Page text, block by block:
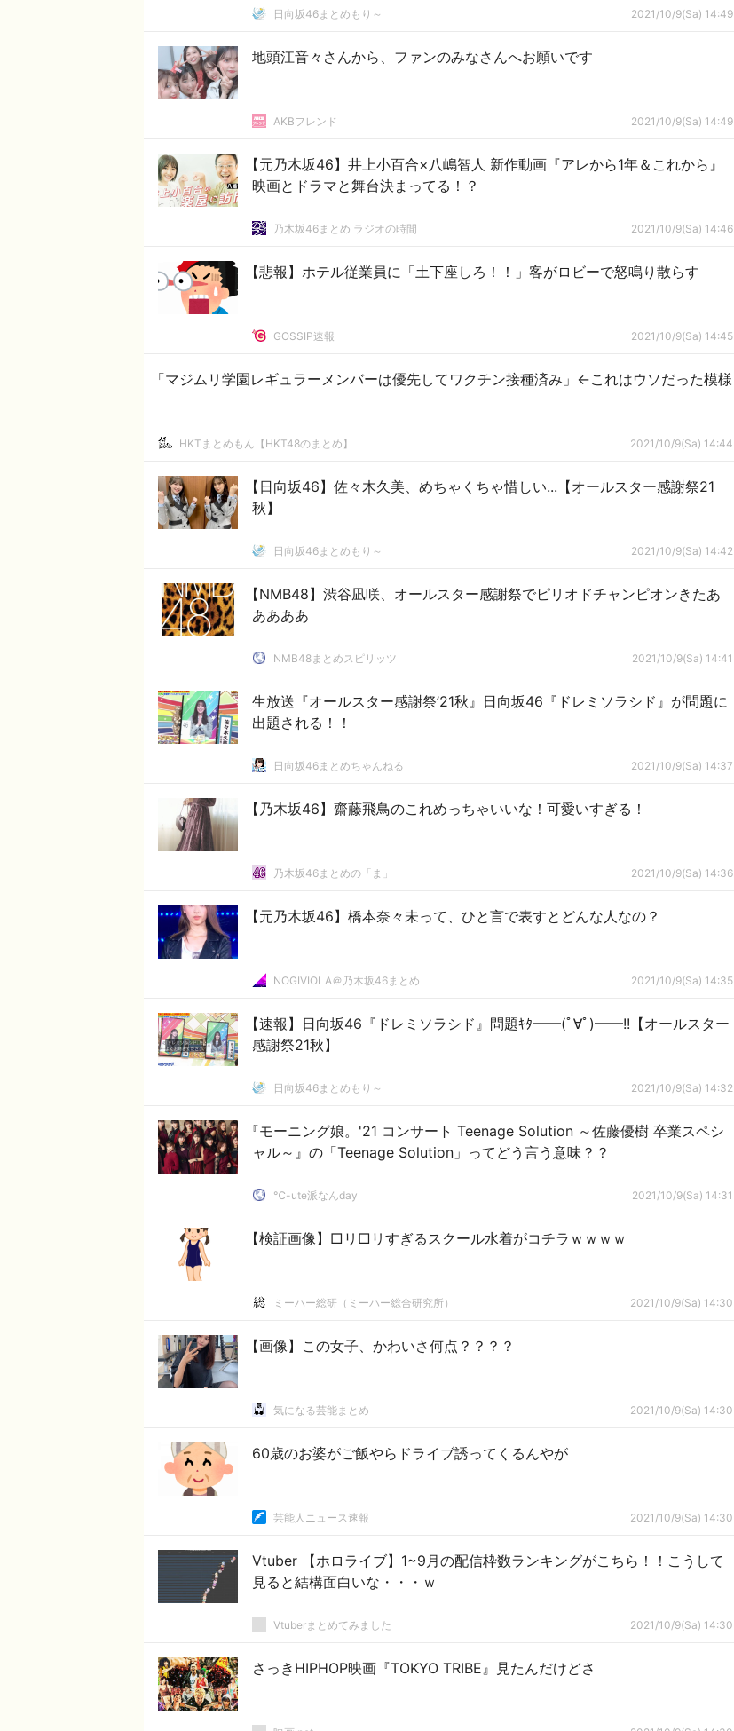
日向坂46まとめもり～ 2021/10/9(Sa) 14:49
地頭江音々さんから、ファンのみなさんへお願いです
AKBフレンド 2021/10/9(Sa) 14:49
【元乃木坂46】井上小百合×八嶋智人 新作動画『アレから1年＆これから』
映画とドラマと舞台決まってる！？
乃木坂46まとめ ラジオの時間 2021/10/9(Sa) 14:46
【悲報】ホテル従業員に「土下座しろ！！」客がロビーで怒鳴り散らす
GOSSIP速報 2021/10/9(Sa) 14:45
「マジムリ学園レギュラーメンバーは優先してワクチン接種済み」←これはウソだった模様
HKTまとめもん【HKT48のまとめ】 2021/10/9(Sa) 14:44
【日向坂46】佐々木久美、めちゃくちゃ惜しい...【オールスター感謝祭21
秋】
日向坂46まとめもり～ 2021/10/9(Sa) 14:42
【NMB48】渋谷凪咲、オールスター感謝祭でピリオドチャンピオンきたあ
ああああ
NMB48まとめスピリッツ 2021/10/9(Sa) 14:41
生放送『オールスター感謝祭’21秋』日向坂46『ドレミソラシド』が問題に
出題される！！
日向坂46まとめちゃんねる 2021/10/9(Sa) 14:37
【乃木坂46】齋藤飛鳥のこれめっちゃいいな！可愛いすぎる！
乃木坂46まとめの「ま」 2021/10/9(Sa) 14:36
【元乃木坂46】橋本奈々未って、ひと言で表すとどんな人なの？
NOGIVIOLA＠乃木坂46まとめ 2021/10/9(Sa) 14:35
【速報】日向坂46『ドレミソラシド』問題ｷﾀ━━(ﾟ∀ﾟ)━━!!【オールスター
感謝祭21秋】
日向坂46まとめもり～ 2021/10/9(Sa) 14:32
『モーニング娘。'21 コンサート Teenage Solution ～佐藤優樹 卒業スペシ
ャル～』の「Teenage Solution」ってどう言う意味？？
℃-ute派なんday 2021/10/9(Sa) 14:31
【検証画像】□リ□リすぎるスクール水着がコチラｗｗｗｗ
ミーハー総研（ミーハー総合研究所） 2021/10/9(Sa) 14:30
【画像】この女子、かわいさ何点？？？？
気になる芸能まとめ 2021/10/9(Sa) 14:30
60歳のお婆がご飯やらドライブ誘ってくるんやが
芸能人ニュース速報 2021/10/9(Sa) 14:30
Vtuber 【ホロライブ】1~9月の配信枠数ランキングがこちら！！こうして
見ると結構面白いな・・・ｗ
Vtuberまとめてみました 2021/10/9(Sa) 14:30
さっきHIPHOP映画『TOKYO TRIBE』見たんだけどさ